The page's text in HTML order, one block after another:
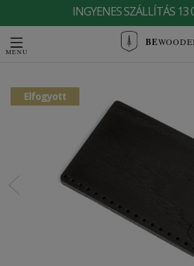
INGYENES SZÁLLÍTÁS 13
BE
Elfogyott